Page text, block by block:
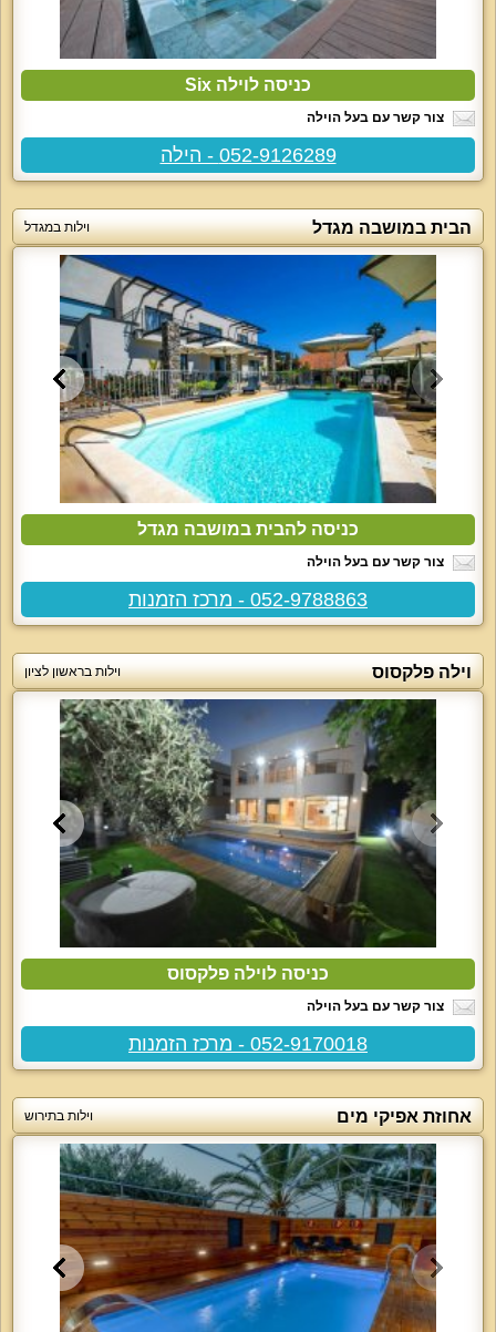
כניסה לוילה Six
צור קשר עם בעל הוילה
052-9126289 - הילה
הבית במושבה מגדל וילות במגדל
כניסה להבית במושבה מגדל
צור קשר עם בעל הוילה
052-9788863 - מרכז הזמנות
וילה פלקסוס וילות בראשון לציון
כניסה לוילה פלקסוס
צור קשר עם בעל הוילה
052-9170018 - מרכז הזמנות
אחוזת אפיקי מים וילות בתירוש